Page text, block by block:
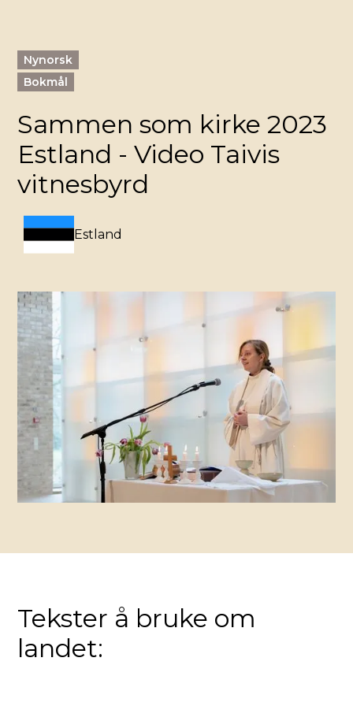
Nynorsk
Bokmål
Sammen som kirke 2023
Estland - Video Taivis
vitnesbyrd
Estland
Tekster å bruke om
landet: